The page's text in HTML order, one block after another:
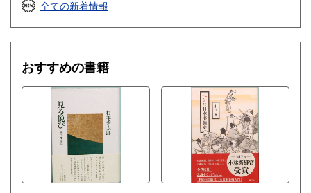
全ての新着情報
おすすめの書籍